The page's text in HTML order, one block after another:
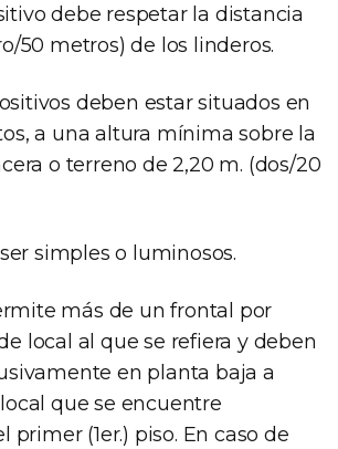
debe respetar la distancia
50 metros) de los linderos.
deben estar situados en
a una altura mínima sobre la
o terreno de 2,20 m. (dos/20
ser simples o luminosos.
más de un frontal por
local al que se refiera y deben
en planta baja a
que se encuentre
primer (1er.) piso. En caso de